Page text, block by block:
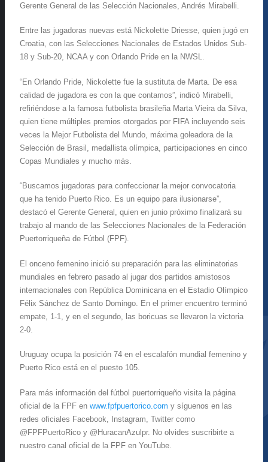
Gerente General de las Selección Nacionales, Andrés Mirabelli.
Entre las jugadoras nuevas está Nickolette Driesse, quien jugó en
Croatia, con las Selecciones Nacionales de Estados Unidos Sub-
18 y Sub-20, NCAA y con Orlando Pride en la NWSL.
“En Orlando Pride, Nickolette fue la sustituta de Marta. De esa
calidad de jugadora es con la que contamos”, indicó Mirabelli,
refiriéndose a la famosa futbolista brasileña Marta Vieira da Silva,
quien tiene múltiples premios otorgados por FIFA incluyendo seis
veces la Mejor Futbolista del Mundo, máxima goleadora de la
Selección de Brasil, medallista olímpica, participaciones en cinco
Copas Mundiales y mucho más.
“Buscamos jugadoras para confeccionar la mejor convocatoria
que ha tenido Puerto Rico. Es un equipo para ilusionarse”,
destacó el Gerente General, quien en junio próximo finalizará su
trabajo al mando de las Selecciones Nacionales de la Federación
Puertorriqueña de Fútbol (FPF).
El onceno femenino inició su preparación para las eliminatorias
mundiales en febrero pasado al jugar dos partidos amistosos
internacionales con República Dominicana en el Estadio Olímpico
Félix Sánchez de Santo Domingo. En el primer encuentro terminó
empate, 1-1, y en el segundo, las boricuas se llevaron la victoria
2-0.
Uruguay ocupa la posición 74 en el escalafón mundial femenino y
Puerto Rico está en el puesto 105.
Para más información del fútbol puertorriqueño visita la página
oficial de la FPF en www.fpfpuertorico.com y síguenos en las
redes oficiales Facebook, Instagram, Twitter como
@FPFPuertoRico y @HuracanAzulpr. No olvides suscribirte a
nuestro canal oficial de la FPF en YouTube.